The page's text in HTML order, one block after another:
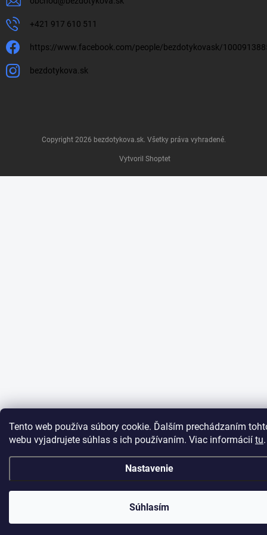
Tento web používa súbory cookie. Ďalším prechádzaním
webu vyjadrujete súhlas s ich používaním. Viac informácií tu.
Nastavenie
Súhlasím
+421 917 610 511
https://www.facebook.com/people/bezdotykovask/
bezdotykova.sk
Vytvoril Shoptet
Copyright 2026 bezdotykova.sk. Všetky práva vyhradené.